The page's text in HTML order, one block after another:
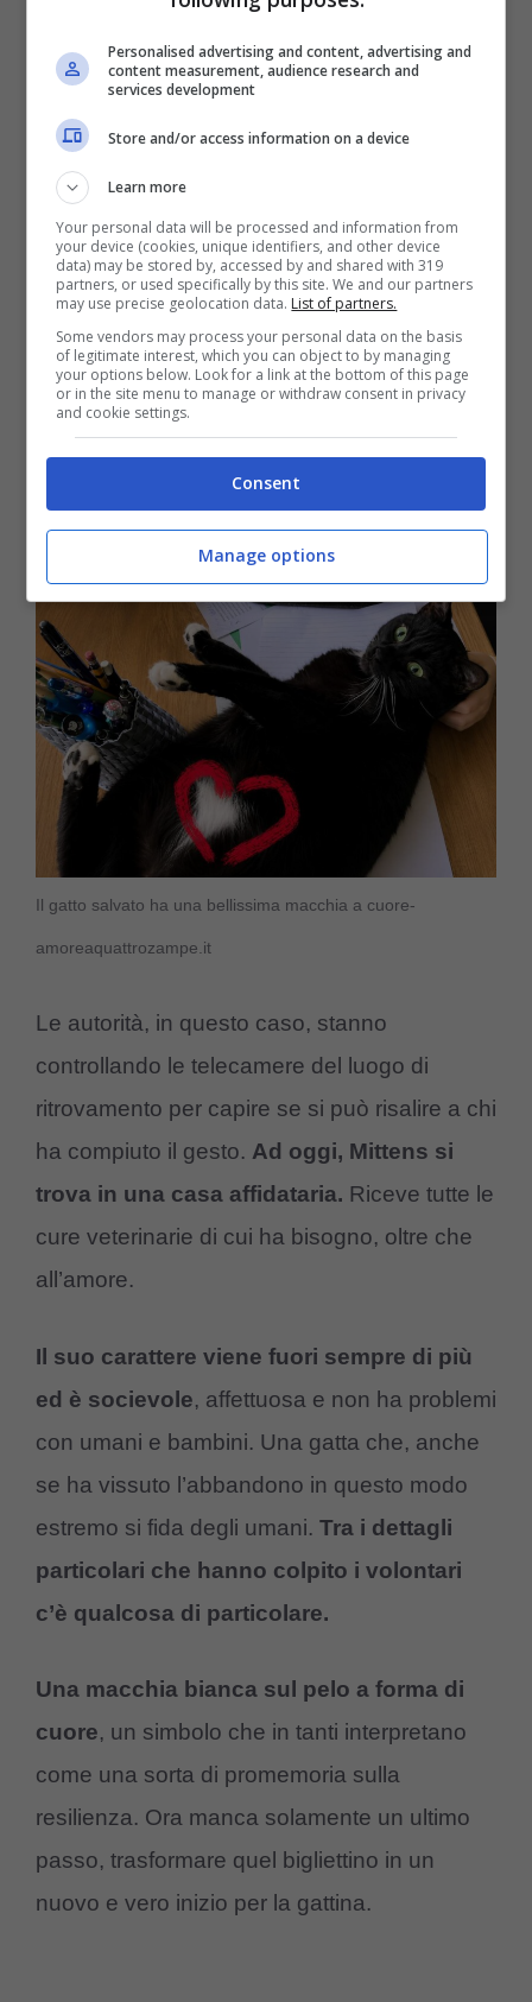
chi ha seguito il caso, il gatto non era un
animale trascurato, il suo modo di fare
indicava che in passato si erano presi cura di
lei e l’avevano amata.
Anche il bigliettino la descriveva come
una che ama le coccole. Forse il gesto
dell’abbandono era qualcosa di estremo e
necessario, se così possiamo dire. Come
sottolineano i soccorritorinon bisogna
abbandonare gli animali ma ci sono i
rifugi che si possono prendere cura di
loro.
Il gatto salvato ha una bellissima macchia a cuore-
amoreaquattrozampe.it
Le autorità, in questo caso, stanno
controllando le telecamere del luogo di
ritrovamento per capire se si può risalire a chi
ha compiuto il gesto. Ad oggi, Mittens si
trova in una casa affidataria. Riceve tutte le
cure veterinarie di cui ha bisogno, oltre che
all’amore.
Il suo carattere viene fuori sempre di più
ed è socievole, affettuosa e non ha problemi
con umani e bambini. Una gatta che, anche
se ha vissuto l’abbandono in questo modo
estremo si fida degli umani. Tra i dettagli
particolari che hanno colpito i volontari
c’è qualcosa di particolare.
Una macchia bianca sul pelo a forma di
cuore, un simbolo che in tanti interpretano
come una sorta di promemoria sulla
resilienza. Ora manca solamente un ultimo
passo, trasformare quel bigliettino in un
nuovo e vero inizio per la gattina.
Personalised advertising and content, advertising and
content measurement, audience research and
services development
Store and/or access information on a device
Learn more
Your personal data will be processed and information from
your device (cookies, unique identifiers, and other device
data) may be stored by, accessed by and shared with 319
partners, or used specifically by this site. We and our partners
may use precise geolocation data. List of partners.
Some vendors may process your personal data on the basis
of legitimate interest, which you can object to by managing
your options below. Look for a link at the bottom of this page
or in the site menu to manage or withdraw consent in privacy
and cookie settings.
Consent
Manage options